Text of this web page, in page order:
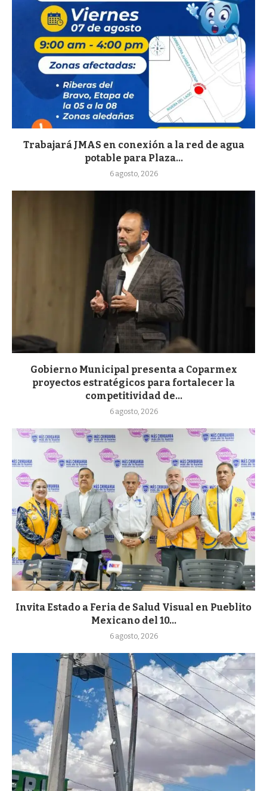
Trabajará JMAS en conexión a la red de agua
potable para Plaza...
6 agosto, 2026
Gobierno Municipal presenta a Coparmex
proyectos estratégicos para fortalecer la
competitividad de...
6 agosto, 2026
Invita Estado a Feria de Salud Visual en Pueblito
Mexicano del 10...
6 agosto, 2026